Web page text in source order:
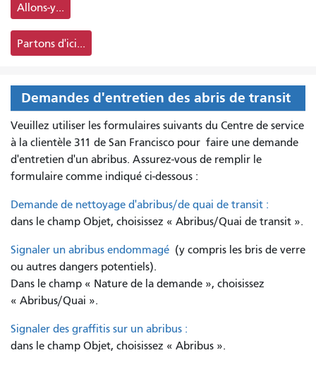
Allons-y...
Partons d'ici...
Demandes d'entretien des abris de transit
Veuillez utiliser les formulaires suivants du Centre de service
à la clientèle 311 de San Francisco pour faire une demande
d'entretien d'un abribus. Assurez-vous de remplir le
formulaire comme indiqué ci-dessous :
Demande de nettoyage d'abribus/de quai de transit :
dans le champ Objet, choisissez « Abribus/Quai de transit ».
Signaler un abribus endommagé (y compris les bris de verre
ou autres dangers potentiels).
Dans le champ « Nature de la demande », choisissez
« Abribus/Quai ».
Signaler des graffitis sur un abribus :
dans le champ Objet, choisissez « Abribus ».